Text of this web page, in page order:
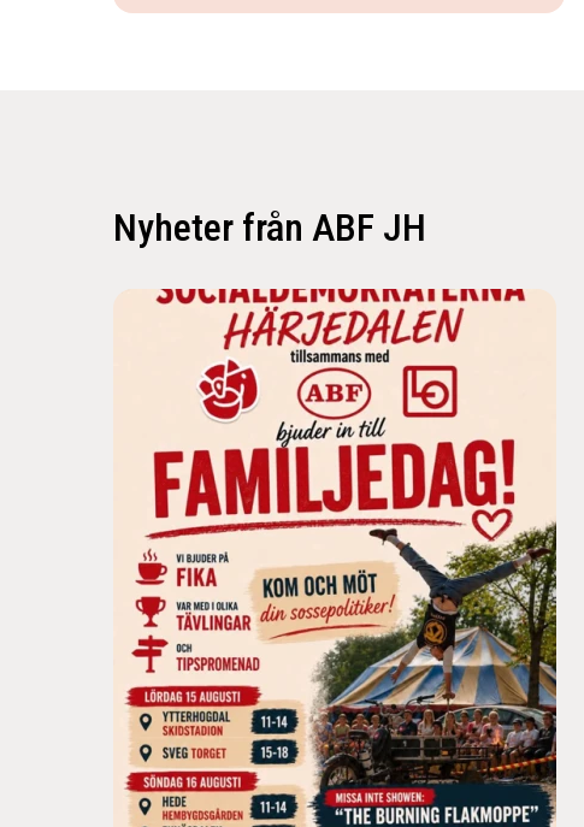
Nyheter från ABF JH